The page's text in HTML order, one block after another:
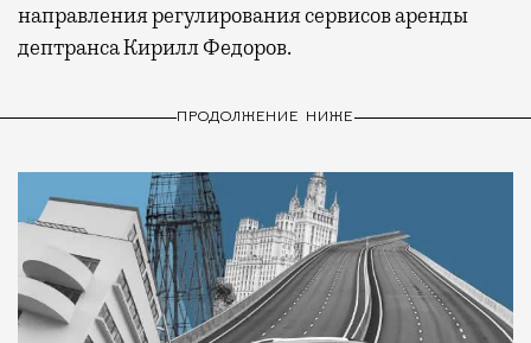
направления регулирования сервисов аренды
дептранса Кирилл Федоров.
ПРОДОЛЖЕНИЕ НИЖЕ